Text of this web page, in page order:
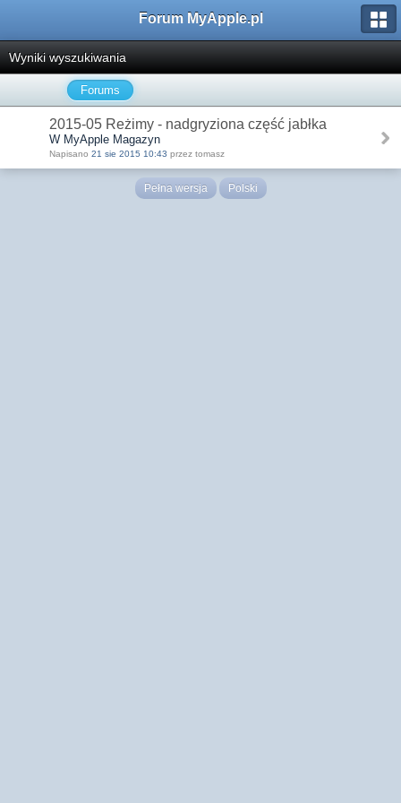
Forum MyApple.pl
Wyniki wyszukiwania
Forums
2015-05 Reżimy - nadgryziona część jabłka
W MyApple Magazyn
Napisano 21 sie 2015 10:43 przez tomasz
Pełna wersja Polski